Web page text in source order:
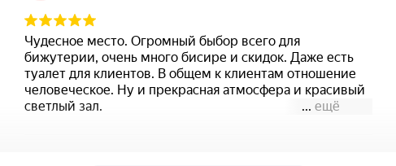
Чудесное место. Огромный быбор всего для
бижутерии, очень много бисире и скидок. Даже есть
туалет для клиентов. В общем к клиентам отношение
человеческое. Ну и прекрасная атмосфера и красивый
светлый зал.
... ещё